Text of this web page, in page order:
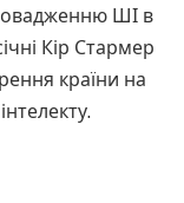
ШІ в
Кір Стармер
країни на